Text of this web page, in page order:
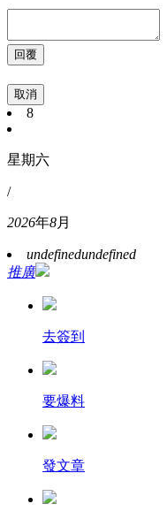
取消
8
星期六
/
2026年8月
undefinedundefined
推廣
去簽到
要爆料
發文章